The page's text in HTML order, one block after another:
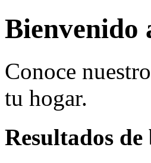
Bienvenido
Conoce
tu hogar.
Resultados de